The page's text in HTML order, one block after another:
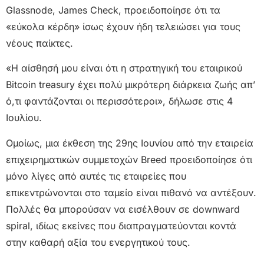
Glassnode, James Check, προειδοποίησε ότι τα
«εύκολα κέρδη» ίσως έχουν ήδη τελειώσει για τους
νέους παίκτες.
«Η αίσθησή μου είναι ότι η στρατηγική του εταιρικού
Bitcoin treasury έχει πολύ μικρότερη διάρκεια ζωής απ’
ό,τι φαντάζονται οι περισσότεροι», δήλωσε στις 4
Ιουλίου.
Ομοίως, μια έκθεση της 29ης Ιουνίου από την εταιρεία
επιχειρηματικών συμμετοχών Breed προειδοποίησε ότι
μόνο λίγες από αυτές τις εταιρείες που
επικεντρώνονται στο ταμείο είναι πιθανό να αντέξουν.
Πολλές θα μπορούσαν να εισέλθουν σε downward
spiral, ιδίως εκείνες που διαπραγματεύονται κοντά
στην καθαρή αξία του ενεργητικού τους.